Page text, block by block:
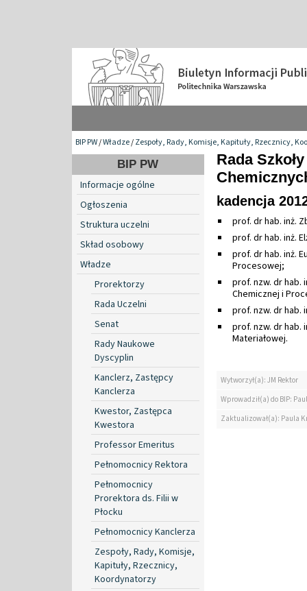
BIP PW/Władze/Zespoły, Rady, Komisje, Kapituły, Rzecznicy,
BIP PW
Informacje ogólne
Ogłoszenia
Struktura uczelni
Skład osobowy
Władze
Prorektorzy
Rada Uczelni
Senat
Rady Naukowe
Dyscyplin
Kanclerz, Zastępcy
Kanclerza
Kwestor, Zastępca
Kwestora
Professor Emeritus
Pełnomocnicy Rektora
Pełnomocnicy
Prorektora ds. Filii w
Płocku
Pełnomocnicy Kanclerza
Zespoły, Rady, Komisje,
Kapituły, Rzecznicy,
Koordynatorzy
Rada
kadencja
prof. dr hab. inż.
prof. dr hab. inż.
prof. dr hab. inż.
Procesowej;
prof. nzw. dr hab.
Chemicznej i
prof. nzw. dr hab.
prof. nzw. dr hab.
Materiałowej.
Wytworzył(a): JM Rektor
Wprowadził(a) do BIP:
Zaktualizował(a): Paula